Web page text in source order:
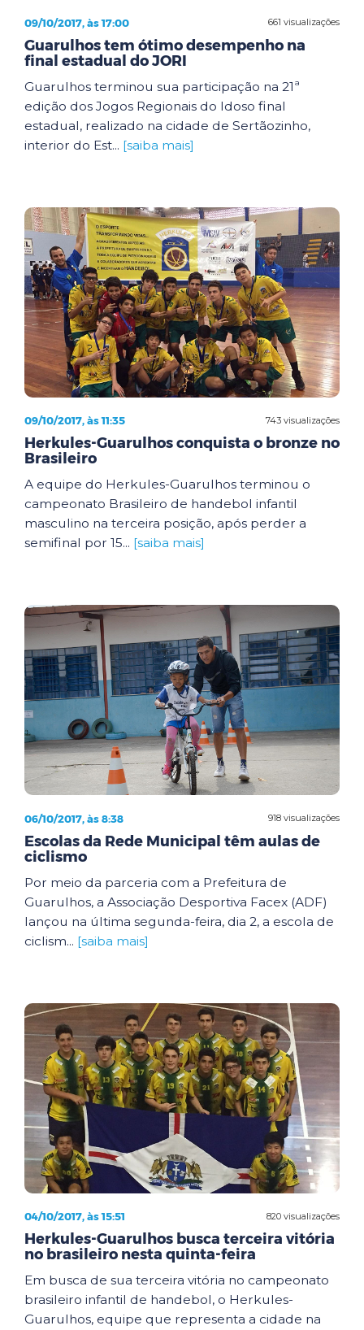
661 visualizações
09/10/2017, às 17:00
Guarulhos tem ótimo desempenho na
final estadual do JORI
Guarulhos terminou sua participação na 21ª
edição dos Jogos Regionais do Idoso final
estadual, realizado na cidade de Sertãozinho,
interior do Est... [saiba mais]
743 visualizações
09/10/2017, às 11:35
Herkules-Guarulhos conquista o bronze no
Brasileiro
A equipe do Herkules-Guarulhos terminou o
campeonato Brasileiro de handebol infantil
masculino na terceira posição, após perder a
semifinal por 15... [saiba mais]
918 visualizações
06/10/2017, às 8:38
Escolas da Rede Municipal têm aulas de
ciclismo
Por meio da parceria com a Prefeitura de
Guarulhos, a Associação Desportiva Facex (ADF)
lançou na última segunda-feira, dia 2, a escola de
ciclism... [saiba mais]
820 visualizações
04/10/2017, às 15:51
Herkules-Guarulhos busca terceira vitória
no brasileiro nesta quinta-feira
Em busca de sua terceira vitória no campeonato
brasileiro infantil de handebol, o Herkules-
Guarulhos, equipe que representa a cidade na